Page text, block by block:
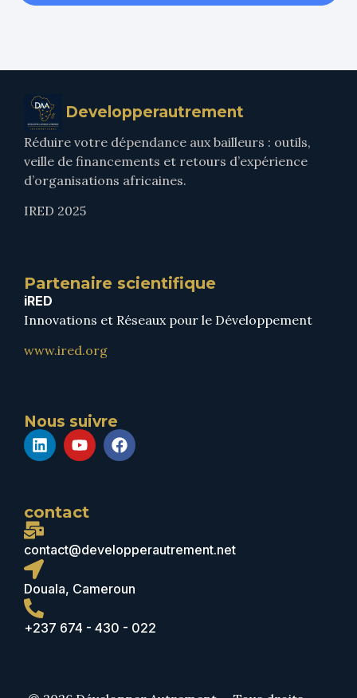
Developperautrement
Réduire votre dépendance aux bailleurs : outils,
veille de financements et retours d’expérience
d’organisations africaines.
IRED 2025
Partenaire scientifique
iRED
Innovations et Réseaux pour le Développement
www.ired.org
Nous suivre
contact
contact@developperautrement.net
Douala, Cameroun
+237 674 - 430 - 022